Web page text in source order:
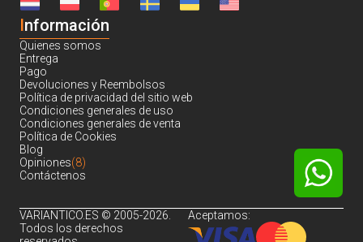
Información
Quienes somos
Entrega
Pago
Devoluciones y Reembolsos
Política de privacidad del sitio web
Condiciones generales de uso
Condiciones generales de venta
Política de Cookies
Blog
Opiniones(8)
Contáctenos
VARIANTICO.ES © 2005-2026.
Todos los derechos
Aceptamos: